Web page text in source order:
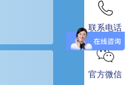
联系电话
官方微信